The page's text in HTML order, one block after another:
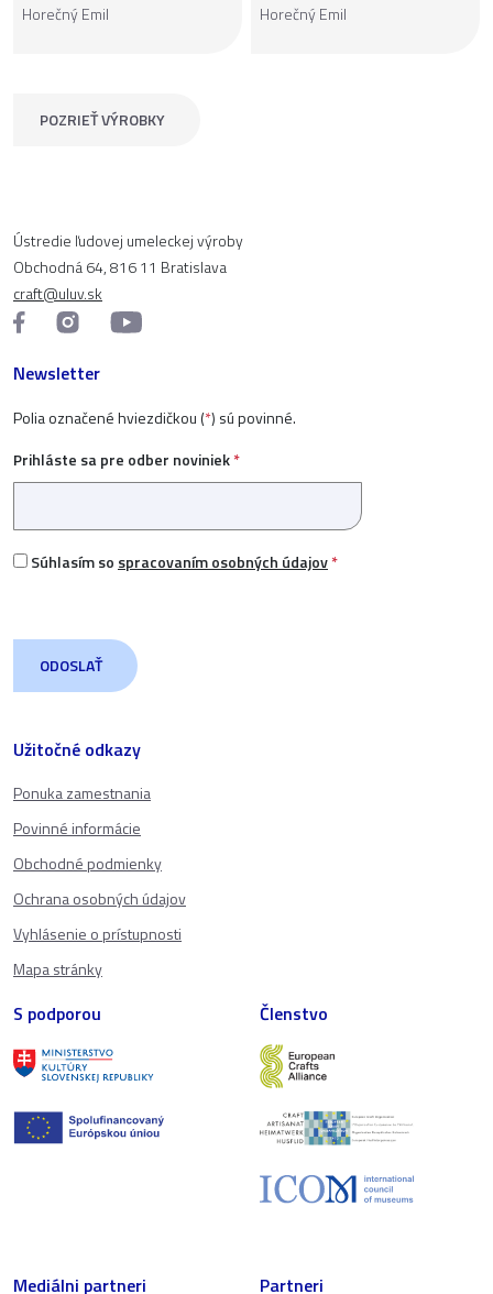
Horečný Emil Horečný Emil
POZRIEŤ VÝROBKY
Užitočné odkazy
Ponuka zamestnania
Povinné informácie
Obchodné podmienky
Ochrana osobných údajov
Vyhlásenie o prístupnosti
Mapa stránky
Ústredie ľudovej umeleckej výroby
Obchodná 64, 816 11 Bratislava
craft@uluv.sk
Newsletter
Polia označené hviezdičkou (*) sú povinné.
Prihláste sa pre odber noviniek*
Súhlasím so spracovaním osobných údajov*
S podporou Členstvo
Mediálni partneri Partneri